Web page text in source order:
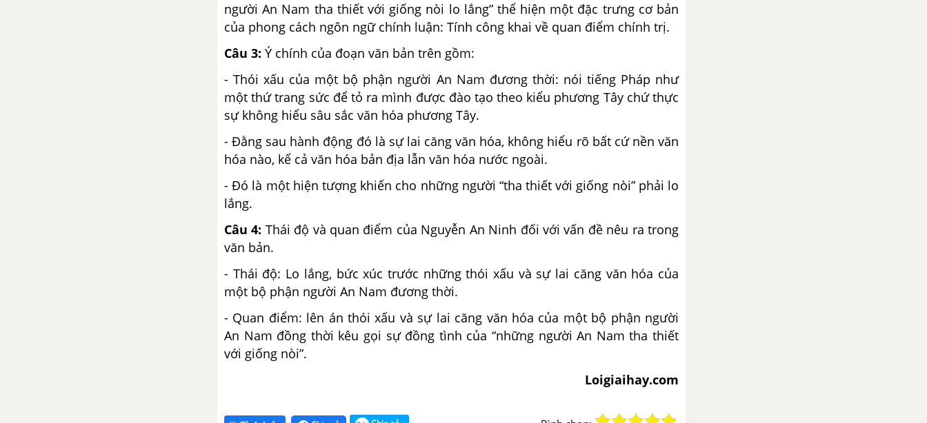
người An Nam tha thiết với giống nòi lo lắng” thể hiện một đặc trưng cơ bản
của phong cách ngôn ngữ chính luận: Tính công khai về quan điểm chính trị.
Câu 3: Ý chính của đoạn văn bản trên gồm:
- Thói xấu của một bộ phận người An Nam đương thời: nói tiếng Pháp như
một thứ trang sức để tỏ ra mình được đào tạo theo kiểu phương Tây chứ thực
sự không hiểu sâu sắc văn hóa phương Tây.
- Đằng sau hành động đó là sự lai căng văn hóa, không hiểu rõ bất cứ nền văn
hóa nào, kể cả văn hóa bản địa lẫn văn hóa nước ngoài.
- Đó là một hiện tượng khiến cho những người “tha thiết với giống nòi” phải lo
lắng.
Câu 4: Thái độ và quan điểm của Nguyễn An Ninh đối với vấn đề nêu ra trong
văn bản.
- Thái độ: Lo lắng, bức xúc trước những thói xấu và sự lai căng văn hóa của
một bộ phận người An Nam đương thời.
- Quan điểm: lên án thói xấu và sự lai căng văn hóa của một bộ phận người
An Nam đồng thời kêu gọi sự đồng tình của “những người An Nam tha thiết
với giống nòi”.
Loigiaihay.com